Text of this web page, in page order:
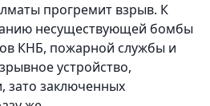
прогремит взрыв. К
несуществующей бомбы
КНБ, пожарной службы и
устройство,
зато заключенных